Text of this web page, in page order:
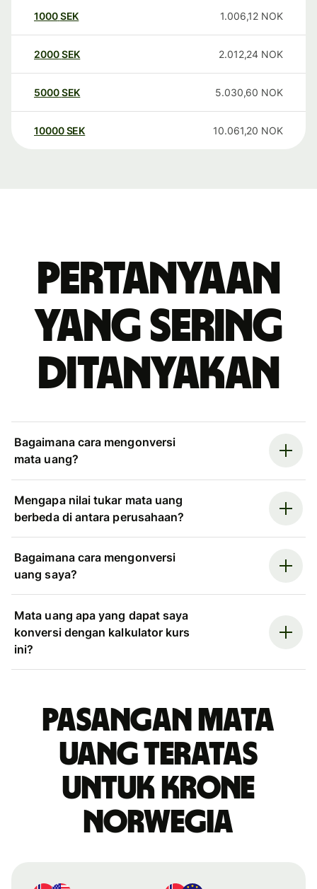
1000SEK 1.006,12 NOK
2000SEK 2.012,24 NOK
5000SEK 5.030,60 NOK
10000 SEK 10.061,20 NOK
Pertanyaan
yang sering
ditanyakan
Bagaimana cara mengonversi
mata uang?
Mengapa nilai tukar mata uang
berbeda di antara perusahaan?
Bagaimana cara mengonversi
uang saya?
Mata uang apa yang dapat saya
konversi dengan kalkulator kurs
ini?
Pasangan mata
uang teratas
untuk krone
Norwegia